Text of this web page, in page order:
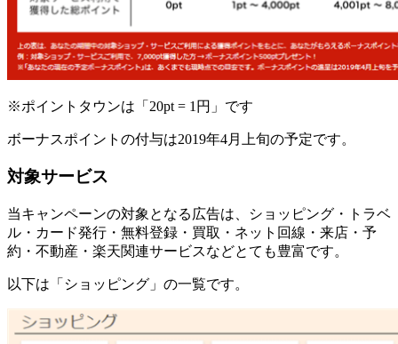
※ポイントタウンは「20pt = 1円」です
ボーナスポイントの付与は2019年4月上旬の予定です。
対象サービス
当キャンペーンの対象となる広告は、ショッピング・トラベ
ル・カード発行・無料登録・買取・ネット回線・来店・予
約・不動産・楽天関連サービスなどとても豊富です。
以下は「ショッピング」の一覧です。